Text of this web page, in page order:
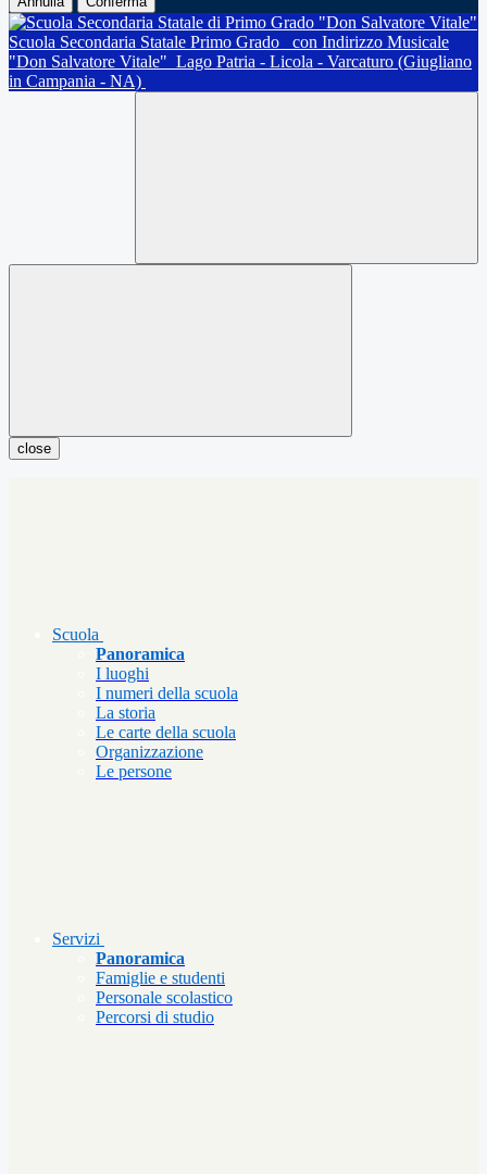
Scuola Secondaria Statale Primo Grado
con Indirizzo Musicale
"Don Salvatore Vitale" Lago Patria - Licola - Varcaturo (Giugliano
in Campania - NA)
close
Scuola
Panoramica
I luoghi
I numeri della scuola
La storia
Le carte della scuola
Organizzazione
Le persone
Servizi
Panoramica
Famiglie e studenti
Personale scolastico
Percorsi di studio